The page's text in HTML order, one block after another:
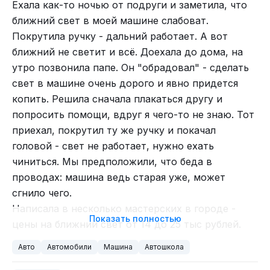
батарее у этих моделей улучшена развесовка и
ниже расположен центр тяжести, что
благотворно влияет на устойчивость и
управляемость.
мне в машину сел оператор с помощником,
поставили камеру, и еще кто-то был на соседнем
сидении. Желательно было никого не угробить (и
Все кадры, сделанные из машины, сняты, когда я
был за рулем. К сожалению, эти мои дубли никто
не снимал, а жаль – хотелось со стороны
посмотреть, насколько близко удавалось
подъезжать. В общем, точно не помню, но дубля
за три справились.
Далее снимался следующий этап – машина
влетает в БТР. Для этого ее на тросе лебедкой
находился я (а я был рядом с машиной, следил,
Ехала как-то ночью от подруги и заметила, что
ближний свет в моей машине слабоват.
Покрутила ручку - дальний работает. А вот
ближний не светит и всё. Доехала до дома, на
утро позвонила папе. Он "обрадовал" - сделать
свет в машине очень дорого и явно придется
копить. Решила сначала плакаться другу и
попросить помощи, вдруг я чего-то не знаю. Тот
приехал, покрутил ту же ручку и покачал
головой - свет не работает, нужно ехать
чиниться. Мы предположили, что беда в
проводах: машина ведь старая уже, может
сгнило чего.
Написала в несколько мастерских в городе -
цены на ближний свет от 14 до 25 тыс рублей.
Показать полностью
Авто Автомобили Машина Автошкола